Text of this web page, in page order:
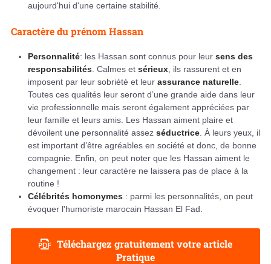
aujourd'hui d'une certaine stabilité.
Caractère du prénom Hassan
Personnalité: les Hassan sont connus pour leur sens des
responsabilités . Calmes et sérieux , ils rassurent et en
imposent par leur sobriété et leur assurance naturelle
Toutes ces qualités leur seront d’une grande aide dans leur
vie professionnelle mais seront également appréciées par
leur famille et leurs amis. Les Hassan aiment plaire et
dévoilent une personnalité assez séductrice . À leurs yeux, il
est important d’être agréables en société et donc, de bonne
compagnie. Enfin, on peut noter que les Hassan aiment le
changement : leur caractère ne laissera pas de place à la
routine !
Célébrités homonymes : parmi les personnalités, on peut
évoquer l'humoriste marocain Hassan El Fad.
Téléchargez gratuitement votre article
Pratique